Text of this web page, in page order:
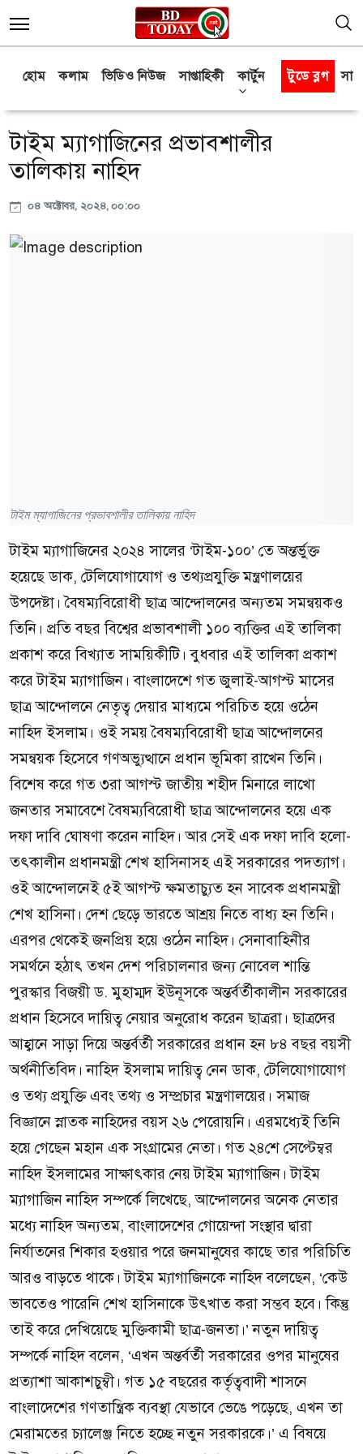
হোম কলাম ভিডিও নিউজ সাপ্তাহিকী কার্টুন টুডে ব্লগ
টাইম ম্যাগাজিনের প্রভাবশালীর
তালিকায় নাহিদ
০৪ অক্টোবর, ২০২৪, ০০:০০
টাইম ম্যাগাজিনের প্রভাবশালীর তালিকায় নাহিদ
টাইম ম্যাগাজিনের ২০২৪ সালের ‘টাইম-১০০’ তে অন্তর্ভুক্ত
হয়েছে ডাক, টেলিযোগাযোগ ও তথ্যপ্রযুক্তি মন্ত্রণালয়ের
উপদেষ্টা। বৈষম্যবিরোধী ছাত্র আন্দোলনের অন্যতম সমন্বয়কও
তিনি। প্রতি বছর বিশ্বের প্রভাবশালী ১০০ ব্যক্তির এই তালিকা
প্রকাশ করে বিখ্যাত সাময়িকীটি। বুধবার এই তালিকা প্রকাশ
করে টাইম ম্যাগাজিন। বাংলাদেশে গত জুলাই-আগস্ট মাসের
ছাত্র আন্দোলনে নেতৃত্ব দেয়ার মাধ্যমে পরিচিত হয়ে ওঠেন
নাহিদ ইসলাম। ওই সময় বৈষম্যবিরোধী ছাত্র আন্দোলনের
সমন্বয়ক হিসেবে গণঅভ্যুত্থানে প্রধান ভূমিকা রাখেন তিনি।
বিশেষ করে গত ৩রা আগস্ট জাতীয় শহীদ মিনারে লাখো
জনতার সমাবেশে বৈষম্যবিরোধী ছাত্র আন্দোলনের হয়ে এক
দফা দাবি ঘোষণা করেন নাহিদ। আর সেই এক দফা দাবি হলো-
তৎকালীন প্রধানমন্ত্রী শেখ হাসিনাসহ এই সরকারের পদত্যাগ।
ওই আন্দোলনেই ৫ই আগস্ট ক্ষমতাচ্যুত হন সাবেক প্রধানমন্ত্রী
শেখ হাসিনা। দেশ ছেড়ে ভারতে আশ্রয় নিতে বাধ্য হন তিনি।
এরপর থেকেই জনপ্রিয় হয়ে ওঠেন নাহিদ। সেনাবাহিনীর
সমর্থনে হঠাৎ তখন দেশ পরিচালনার জন্য নোবেল শান্তি
পুরস্কার বিজয়ী ড. মুহাম্মদ ইউনূসকে অন্তর্বর্তীকালীন সরকারের
প্রধান হিসেবে দায়িত্ব নেয়ার অনুরোধ করেন ছাত্ররা। ছাত্রদের
আহ্বানে সাড়া দিয়ে অন্তর্বর্তী সরকারের প্রধান হন ৮৪ বছর বয়সী
অর্থনীতিবিদ। নাহিদ ইসলাম দায়িত্ব নেন ডাক, টেলিযোগাযোগ
ও তথ্য প্রযুক্তি এবং তথ্য ও সম্প্রচার মন্ত্রণালয়ের। সমাজ
বিজ্ঞানে স্নাতক নাহিদের বয়স ২৬ পেরোয়নি। এরমধ্যেই তিনি
হয়ে গেছেন মহান এক সংগ্রামের নেতা। গত ২৪শে সেপ্টেম্বর
নাহিদ ইসলামের সাক্ষাৎকার নেয় টাইম ম্যাগাজিন। টাইম
ম্যাগাজিন নাহিদ সম্পর্কে লিখেছে, আন্দোলনের অনেক নেতার
মধ্যে নাহিদ অন্যতম, বাংলাদেশের গোয়েন্দা সংস্থার দ্বারা
নির্যাতনের শিকার হওয়ার পরে জনমানুষের কাছে তার পরিচিতি
আরও বাড়তে থাকে। টাইম ম্যাগাজিনকে নাহিদ বলেছেন, ‘কেউ
ভাবতেও পারেনি শেখ হাসিনাকে উৎখাত করা সম্ভব হবে। কিন্তু
তাই করে দেখিয়েছে মুক্তিকামী ছাত্র-জনতা।’ নতুন দায়িত্ব
সম্পর্কে নাহিদ বলেন, ‘এখন অন্তর্বর্তী সরকারের ওপর মানুষের
প্রত্যাশা আকাশচুম্বী। গত ১৫ বছরের কর্তৃত্ববাদী শাসনে
বাংলাদেশের গণতান্ত্রিক ব্যবস্থা যেভাবে ভেঙে পড়েছে, এখন তা
মেরামতের চ্যালেঞ্জ নিতে হচ্ছে নতুন সরকারকে।’ এ বিষয়ে